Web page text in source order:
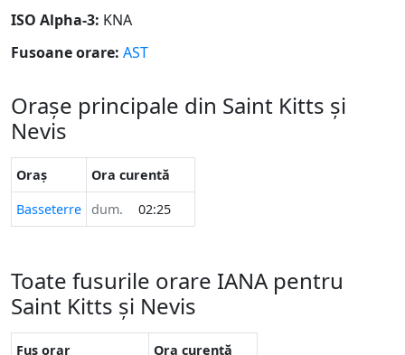
ISO Alpha-3: KNA
Fusoane orare: AST
Orașe principale din Saint Kitts și
Nevis
Oraș
Ora curentă
Basseterre
dum. 02:25
Toate fusurile orare IANA pentru
Saint Kitts și Nevis
Fus orar
Ora curentă